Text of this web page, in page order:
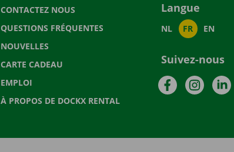
CONTACTEZ NOUS
QUESTIONS FRÉQUENTES
NOUVELLES
CARTE CADEAU
EMPLOI
À PROPOS DE DOCKX RENTAL
Langue
NL FR EN
Suivez-nous
Facebook